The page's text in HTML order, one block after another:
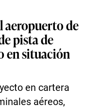
aeropuerto de
pista de
en situación
en cartera
aéreos,